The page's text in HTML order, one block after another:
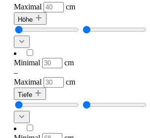
Maximal
cm
Höhe
Minimal
cm
–
Maximal
cm
Tiefe